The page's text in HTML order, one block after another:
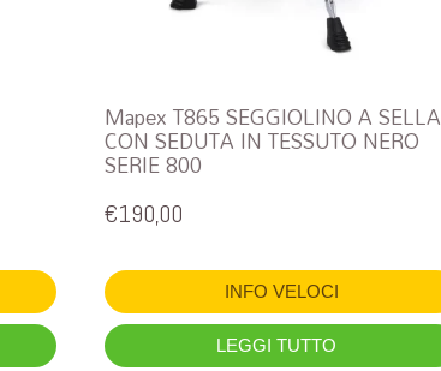
Mapex T865 SEGGIOLINO A SELLA
CON SEDUTA IN TESSUTO NERO
SERIE 800
€190,00
INFO VELOCI
LEGGI TUTTO